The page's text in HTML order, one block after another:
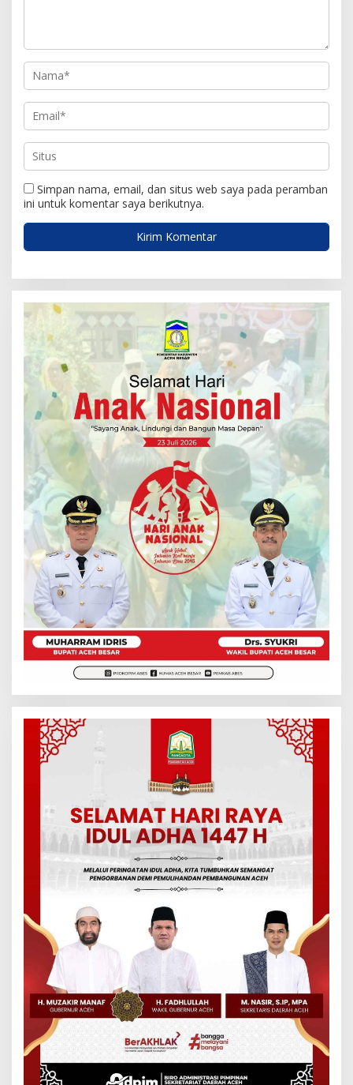
Simpan nama, email, dan situs web saya pada peramban
ini untuk komentar saya berikutnya.